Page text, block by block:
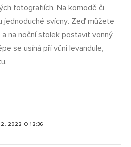
fotografiích. Na komodě či
jednoduché svícny. Zeď můžete
na noční stolek postavit vonný
se usíná při vůni levandule,
2. 2022 O 12:36